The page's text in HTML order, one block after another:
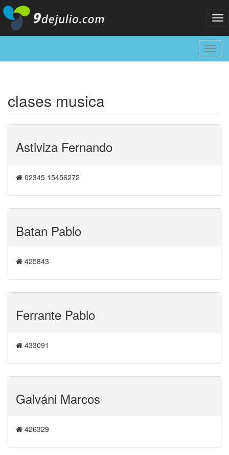
clases musica
Astiviza Fernando
02345 15456272
Batan Pablo
425843
Ferrante Pablo
433091
Galváni Marcos
426329